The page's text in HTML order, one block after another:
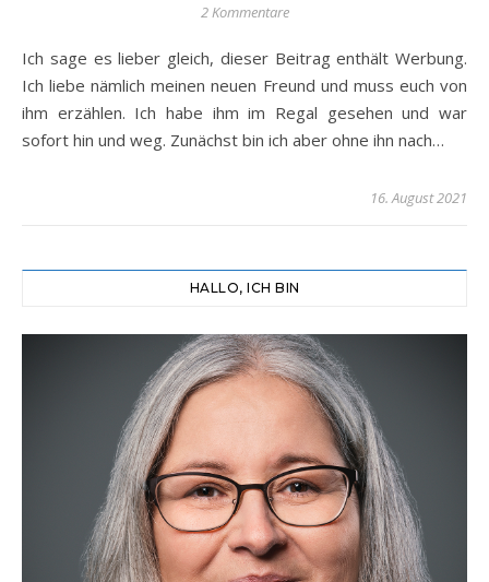
2 Kommentare
Ich sage es lieber gleich, dieser Beitrag enthält Werbung.
Ich liebe nämlich meinen neuen Freund und muss euch von
ihm erzählen. Ich habe ihm im Regal gesehen und war
sofort hin und weg. Zunächst bin ich aber ohne ihn nach…
16. August 2021
HALLO, ICH BIN